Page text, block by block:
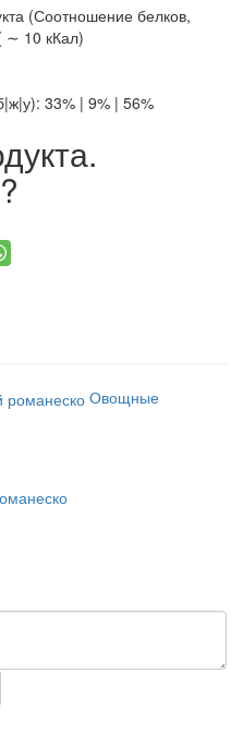
(Соотношение белков,
∼ 10 кКал)
33% | 9% | 56%
Овощные